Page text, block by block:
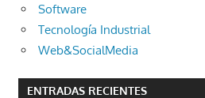
Software
Tecnología Industrial
Web&SocialMedia
ENTRADAS RECIENTES